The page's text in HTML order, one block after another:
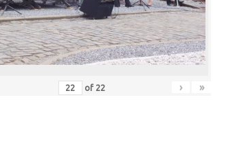
of 22 › »